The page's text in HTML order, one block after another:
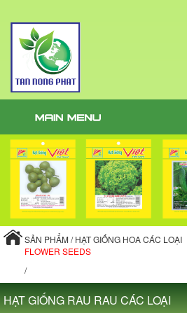
SẢN PHẨM / HẠT GIỐNG HOA CÁC LOẠI
FLOWER SEEDS
/
HẠT GIỐNG RAU RAU CÁC LOẠI